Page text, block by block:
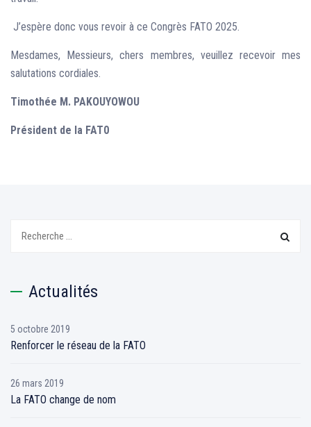
J’espère donc vous revoir à ce Congrès FATO 2025.
Mesdames, Messieurs, chers membres, veuillez recevoir mes
salutations cordiales.
Timothée M. PAKOUYOWOU
Président de la FAT0
Actualités
5 octobre 2019
Renforcer le réseau de la FATO
26 mars 2019
La FATO change de nom